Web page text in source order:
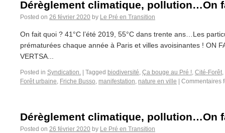
Dérèglement climatique, pollution…On
Posted on 26 février 2020 by Le Pré en Transition
On fait quoi ? 41°C l’été 2019, 55°C dans trente ans…Les
prématurées chaque année à Paris et villes avoisinantes ! ON
VERTSA...
Posted in Syndication. Tagged biodiversité, Ça bouge au Pré !, Cité-Forêt,
Forêt urbaine, Friche Busso, manifestation, nature en ville Commentaires
Dérèglement climatique, pollution…On
Posted on 26 février 2020 by Le Pré en Transition